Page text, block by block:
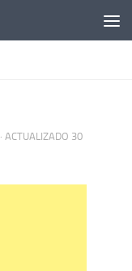
· ACTUALIZADO 30